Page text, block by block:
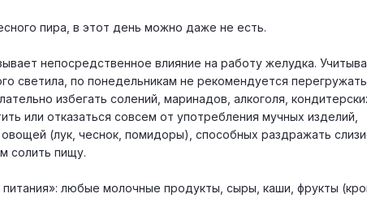
пира, в этот день можно даже не есть.
непосредственное влияние на работу желудка.
светила, по понедельникам не рекомендуется
избегать солений, маринадов, алкоголя,
или отказаться совсем от употребления мучных изделий,
(лук, чеснок, помидоры), способных раздражать
солить пищу.
любые молочные продукты, сыры, каши, фрукты